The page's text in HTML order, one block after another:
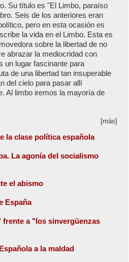
Su título es "El Limbo, paraíso
Seis de los anteriores eran
pero en esta ocasión es
la vida en el Limbo. Esta es
sobre la libertad de no
abrazar la mediocridad con
un lugar fascinante para
de una libertad tan insuperable
del cielo para pasar allí
Al limbo iremos la mayoría de
[más]
la clase política española
La agonía del socialismo
el abismo
España
a "los sinvergüenzas
a la maldad